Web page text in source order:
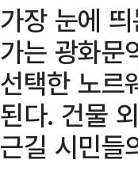
가장 눈에
가는 광화문
선택한 노르
된다. 건물
근길 시민들